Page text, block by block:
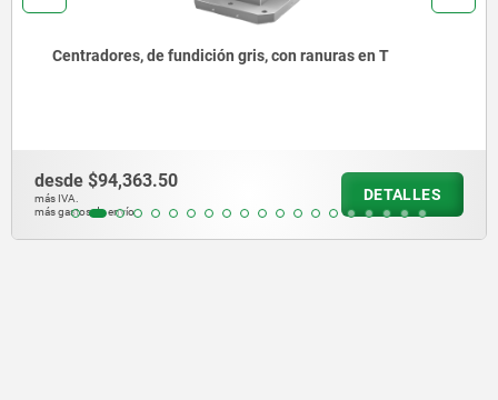
Torres de sujeción, de fundición gris, de 4 lados, con